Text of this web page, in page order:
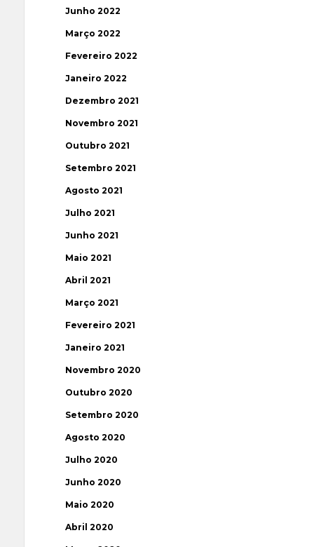
Junho 2022
Março 2022
Fevereiro 2022
Janeiro 2022
Dezembro 2021
Novembro 2021
Outubro 2021
Setembro 2021
Agosto 2021
Julho 2021
Junho 2021
Maio 2021
Abril 2021
Março 2021
Fevereiro 2021
Janeiro 2021
Novembro 2020
Outubro 2020
Setembro 2020
Agosto 2020
Julho 2020
Junho 2020
Maio 2020
Abril 2020